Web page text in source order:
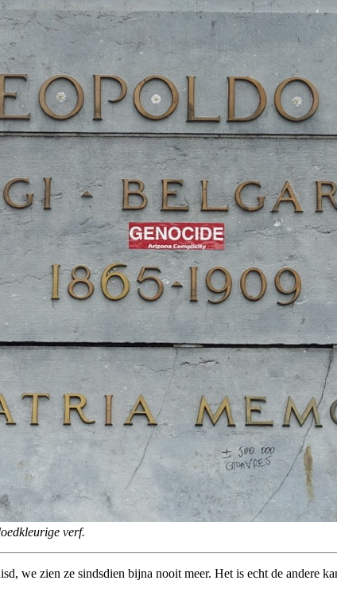
verf.
we zien ze sindsdien bijna nooit meer. Het is echt de andere